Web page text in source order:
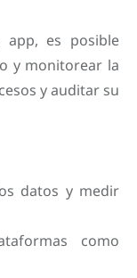
es posible
y monitorear la
y auditar su
datos y medir
como